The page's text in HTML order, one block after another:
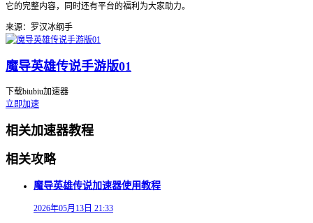
它的完整内容，同时还有平台的福利为大家助力。
来源：罗汉冰纲手
魔导英雄传说手游版01
下载biubiu加速器
立即加速
相关加速器教程
相关攻略
魔导英雄传说加速器使用教程
2026年05月13日 21:33